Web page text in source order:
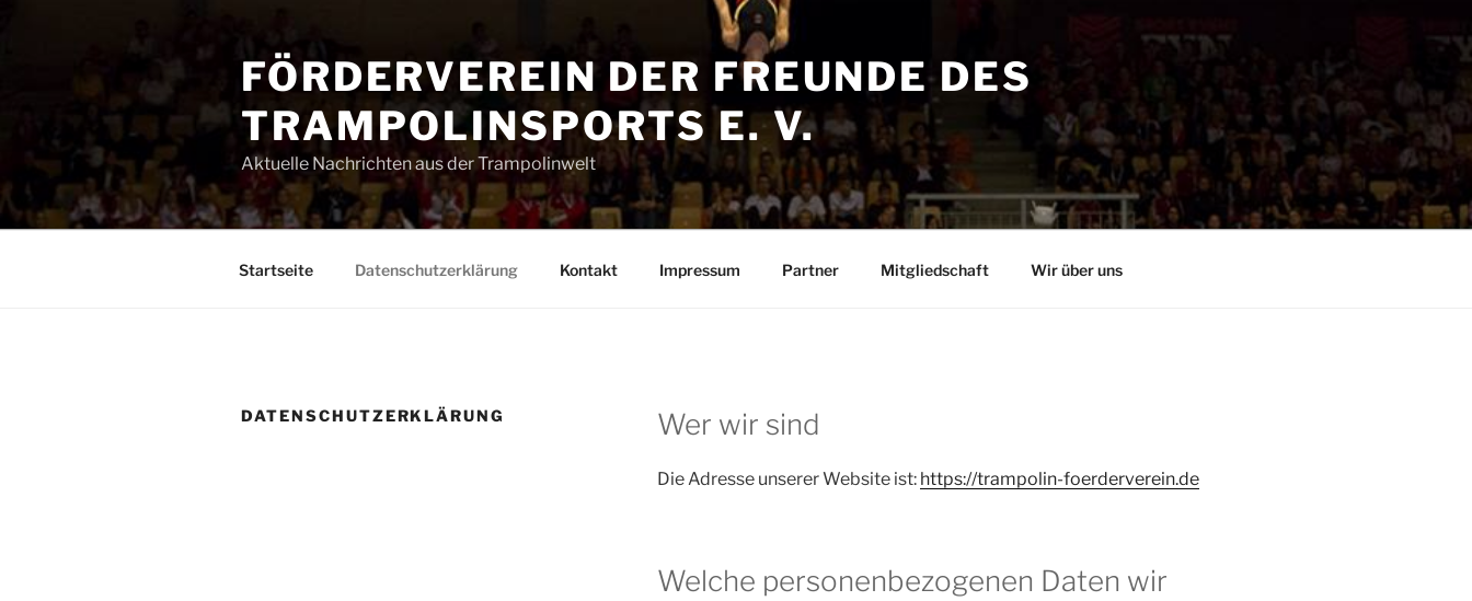
FÖRDERVEREIN DER FREUNDE DES
TRAMPOLINSPORTS E. V.
Aktuelle Nachrichten aus der Trampolinwelt
Startseite Datenschutzerklärung Kontakt Impressum Partner Mitgliedschaft Wir über uns
DATENSCHUTZERKLÄRUNG Wer wir sind
Die Adresse unserer Website ist: https://trampolin-foerderverein.de
Welche personenbezogenen Daten wir